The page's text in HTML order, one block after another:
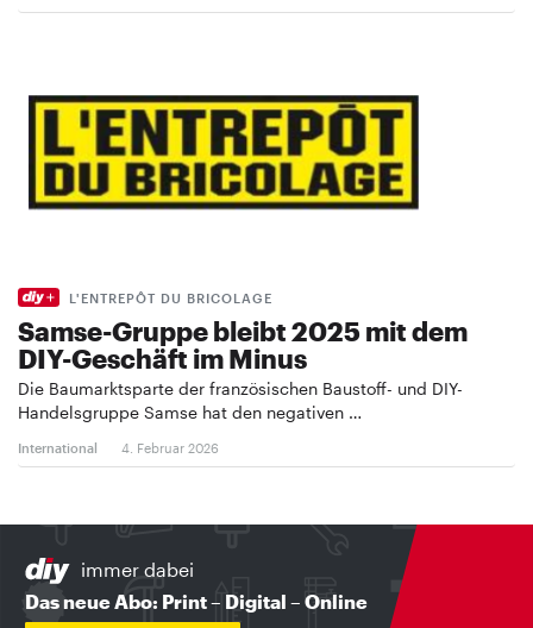
L'ENTREPÔT DU BRICOLAGE
Samse-Gruppe bleibt 2025 mit dem
DIY-Geschäft im Minus
Die Baumarktsparte der französischen Baustoff- und DIY-
Handelsgruppe Samse hat den negativen …
International 4. Februar 2026
immer dabei
Das neue Abo: Print – Digital – Online